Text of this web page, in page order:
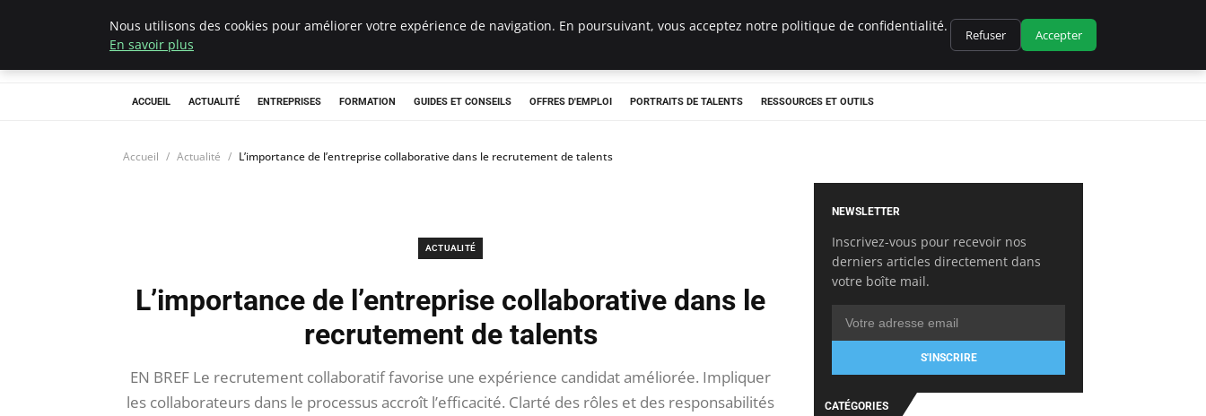
Chasseur De Tête
ACCUEIL ACTUALITÉ ENTREPRISES FORMATION GUIDES ET CONSEILS OFFRES D'EMPLOI PORTRAITS DE TALENTS RESSOURCES ET OUTILS
Accueil Actualité L’importance de l’entreprise collaborative dans le recrutement de talents
ACTUALITÉ
L’importance de l’entreprise collaborative dans le
recrutement de talents
EN BREF Le recrutement collaboratif favorise une expérience candidat améliorée. Impliquer
les collaborateurs dans le processus accroît l’efficacité. Clarté des rôles et des responsabilités
NEWSLETTER
Inscrivez-vous pour recevoir nos
derniers articles directement dans
votre boîte mail.
S'INSCRIRE
CATÉGORIES
Nous utilisons des cookies pour améliorer votre expérience de navigation. En poursuivant, vous acceptez notre politique de confidentialité.
En savoir plus
Refuser Accepter